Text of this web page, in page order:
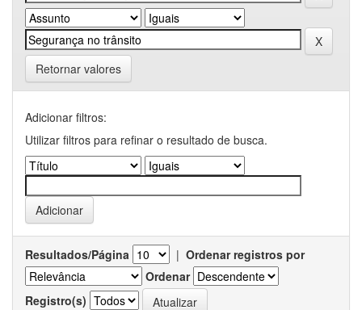
Retornar valores
Adicionar filtros:
Utilizar filtros para refinar o resultado de busca.
Resultados/Página | Ordenar registros por
Ordenar
Registro(s)